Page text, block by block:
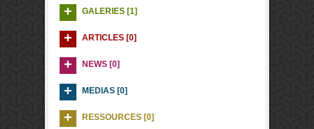
GALERIES [1]
ARTICLES [0]
NEWS [0]
MEDIAS [0]
RESSOURCES [0]